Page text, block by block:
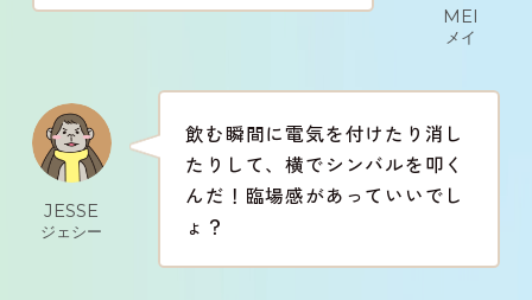
MEI
メイ
JESSE
ジェシー
飲む瞬間に電気を付けたり消し
たりして、横でシンバルを叩く
んだ！臨場感があっていいでし
ょ？